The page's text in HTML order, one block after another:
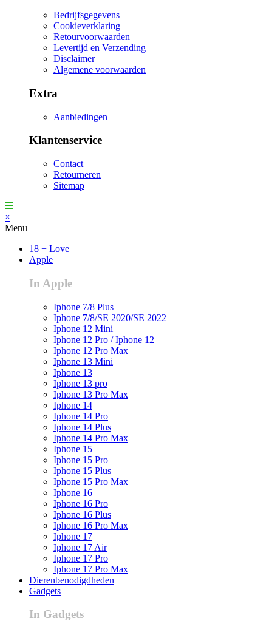
Bedrijfsgegevens
Cookieverklaring
Retourvoorwaarden
Levertijd en Verzending
Disclaimer
Algemene voorwaarden
Extra
Aanbiedingen
Klantenservice
Contact
Retourneren
Sitemap
×
Menu
18 + Love
Apple
In Apple
Iphone 7/8 Plus
Iphone 7/8/SE 2020/SE 2022
Iphone 12 Mini
Iphone 12 Pro / Iphone 12
Iphone 12 Pro Max
Iphone 13 Mini
Iphone 13
Iphone 13 pro
Iphone 13 Pro Max
Iphone 14
Iphone 14 Pro
Iphone 14 Plus
Iphone 14 Pro Max
Iphone 15
Iphone 15 Pro
Iphone 15 Plus
Iphone 15 Pro Max
Iphone 16
Iphone 16 Pro
Iphone 16 Plus
Iphone 16 Pro Max
Iphone 17
Iphone 17 Air
Iphone 17 Pro
Iphone 17 Pro Max
Dierenbenodigdheden
Gadgets
In Gadgets